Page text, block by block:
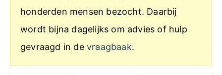
honderden mensen bezocht. Daarbij
wordt bijna dagelijks om advies of hulp
gevraagd in de vraagbaak.